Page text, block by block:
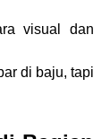
visual dan
di baju, tapi